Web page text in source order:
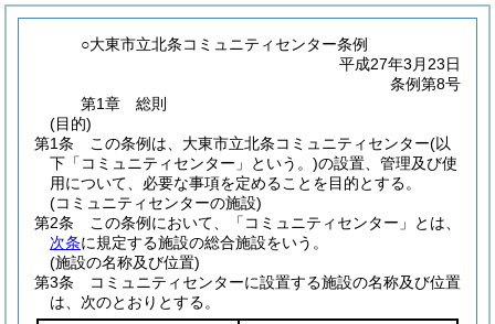
○大東市立北条コミュニティセンター条例
平成27年3月23日
条例第8号
第1章
総則
(目的)
第1条
この条例は、大東市立北条コミュニティセンター(以
下「コミュニティセンター」という。)の設置、管理及び使
用について、必要な事項を定めることを目的とする。
(コミュニティセンターの施設)
第2条
この条例において、「コミュニティセンター」とは、
次条に規定する施設の総合施設をいう。
(施設の名称及び位置)
第3条
コミュニティセンターに設置する施設の名称及び位置
は、次のとおりとする。